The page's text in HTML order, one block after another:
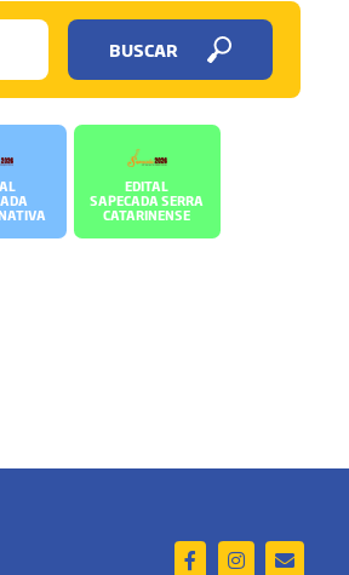
BUSCAR
EDITAL
SAPECADA SERRA
CATARINENSE